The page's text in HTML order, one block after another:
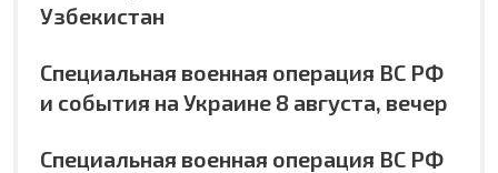
Узбекистан
Специальная военная операция ВС РФ
и события на Украине 8 августа, вечер
Специальная военная операция ВС РФ